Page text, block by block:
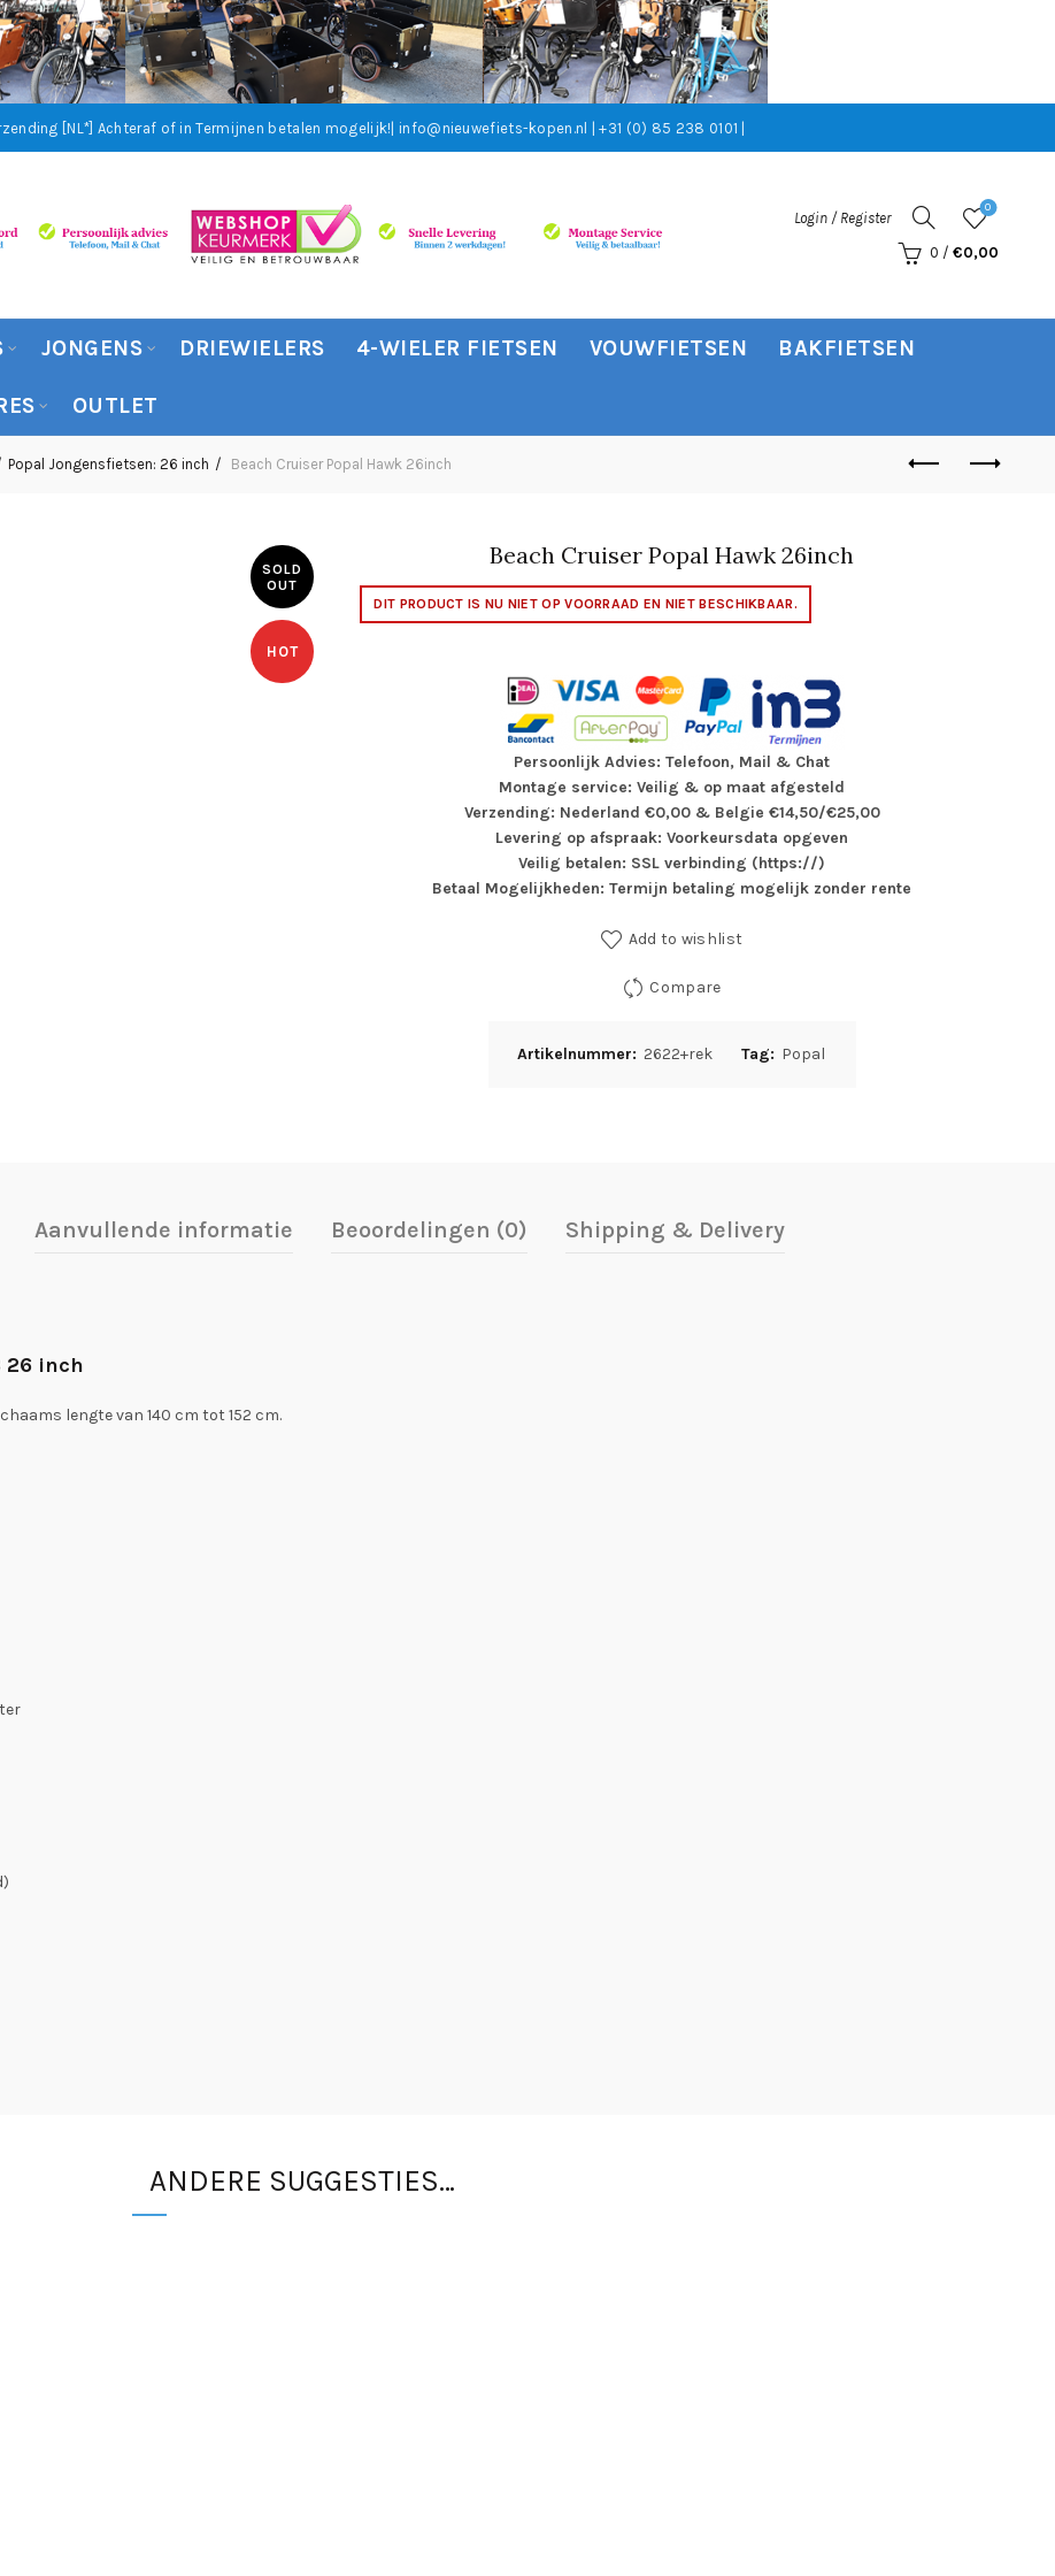
[NL*] Achteraf of in Termijnen betalen mogelijk! | info@nieuwefiets-kopen.nl | +31 (0) 85 238 0101 |
Login / Register
0
0 / €0,00
JONGENS DRIEWIELERS 4-WIELER FIETSEN VOUWFIETSEN BAKFIETSEN
OUTLET
Popal Jongensfietsen: 26 inch Beach Cruiser Popal Hawk 26inch
SOLD
OUT
HOT
Beach Cruiser Popal Hawk 26inch
DIT PRODUCT IS NU NIET OP VOORRAAD EN NIET BESCHIKBAAR.
Persoonlijk Advies: Telefoon, Mail & Chat
Montage service: Veilig & op maat afgesteld
Verzending: Nederland €0,00 & Belgie €14,50/€25,00
Levering op afspraak: Voorkeursdata opgeven
Veilig betalen: SSL verbinding (https://)
Betaal Mogelijkheden: Termijn betaling mogelijk zonder rente
Add to wishlist
Compare
Artikelnummer: 2622+rek Tag: Popal
Aanvullende informatie Beoordelingen (0) Shipping & Delivery
26 inch
lengte van 140 cm tot 152 cm.
ANDERE SUGGESTIES…